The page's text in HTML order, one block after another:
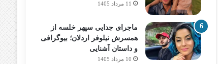
11 مرداد 1405
ماجرای جدایی سپهر خلسه از
همسرش نیلوفر اردلان؛ بیوگرافی
و داستان آشنایی
10 مرداد 1405